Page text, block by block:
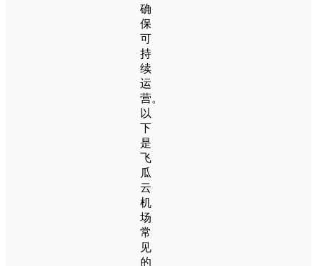
确
保
可
持
续
运
营。
以
下
是
飞
瓜
云
机
场
常
见
的